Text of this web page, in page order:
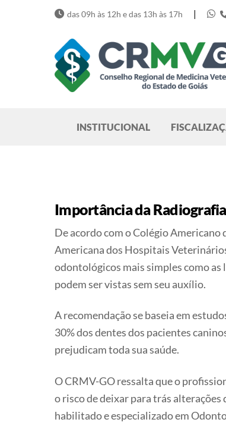
das 09h às 12h e das 13h às 17h |
INSTITUCIONAL
Importância da
De acordo com o Colégio
Americana dos Hospitais
odontológicos mais simples como as
podem ser vistas sem seu auxílio.
A recomendação se baseia em
30% dos dentes dos pacientes
prejudicam toda sua saúde.
O CRMV-GO ressalta que o
o risco de deixar para trás
habilitado e especializado em